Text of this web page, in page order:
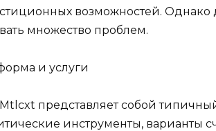
возможностей. Однако
множество проблем.
и услуги
представляет собой
инструменты, варианты